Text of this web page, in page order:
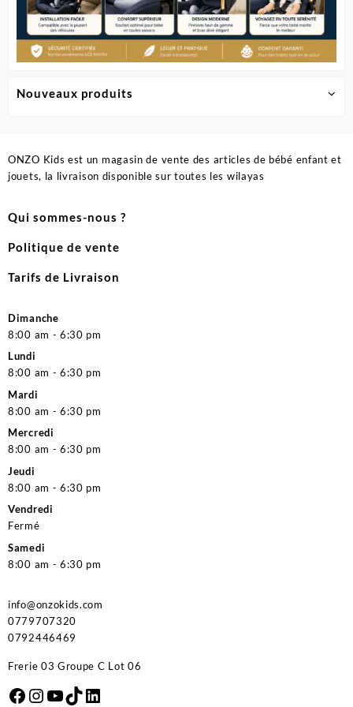
Nouveaux produits
ONZO Kids est un magasin de vente des articles de bébé enfant et
jouets, la livraison disponible sur toutes les wilayas
Qui sommes-nous ?
Politique de vente
Tarifs de Livraison
Dimanche
8:00 am - 6:30 pm
Lundi
8:00 am - 6:30 pm
Mardi
8:00 am - 6:30 pm
Mercredi
8:00 am - 6:30 pm
Jeudi
8:00 am - 6:30 pm
Vendredi
Fermé
Samedi
8:00 am - 6:30 pm
info@onzokids.com
0779707320
0792446469
Frerie 03 Groupe C Lot 06
Facebook
Instagram
YouTube
TikTok
LinkedIn